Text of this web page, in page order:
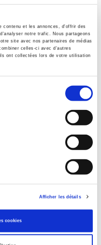
contenu et les annonces, d'offrir des
notre trafic. Nous partageons
site avec nos partenaires de médias
celles-ci avec d'autres
ont collectées lors de votre utilisation
Afficher les détails
cookies
octobre-décembre 2025